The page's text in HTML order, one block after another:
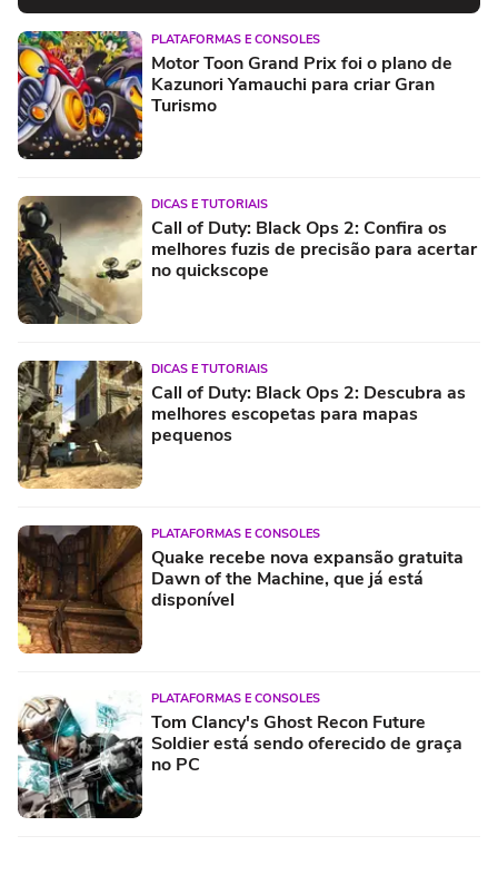
PLATAFORMAS E CONSOLES
Motor Toon Grand Prix foi o plano de
Kazunori Yamauchi para criar Gran
Turismo
DICAS E TUTORIAIS
Call of Duty: Black Ops 2: Confira os
melhores fuzis de precisão para acertar
no quickscope
DICAS E TUTORIAIS
Call of Duty: Black Ops 2: Descubra as
melhores escopetas para mapas
pequenos
PLATAFORMAS E CONSOLES
Quake recebe nova expansão gratuita
Dawn of the Machine, que já está
disponível
PLATAFORMAS E CONSOLES
Tom Clancy's Ghost Recon Future
Soldier está sendo oferecido de graça
no PC